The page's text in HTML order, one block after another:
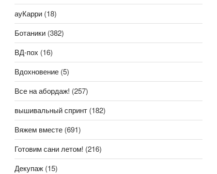
ауКарри (18)
Ботаники (382)
ВД-пох (16)
Вдохновение (5)
Все на абордаж! (257)
вышивальный спринт (182)
Вяжем вместе (691)
Готовим сани летом! (216)
Декупаж (15)